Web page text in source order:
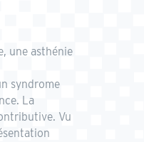
une asthénie
syndrome
La
Vu